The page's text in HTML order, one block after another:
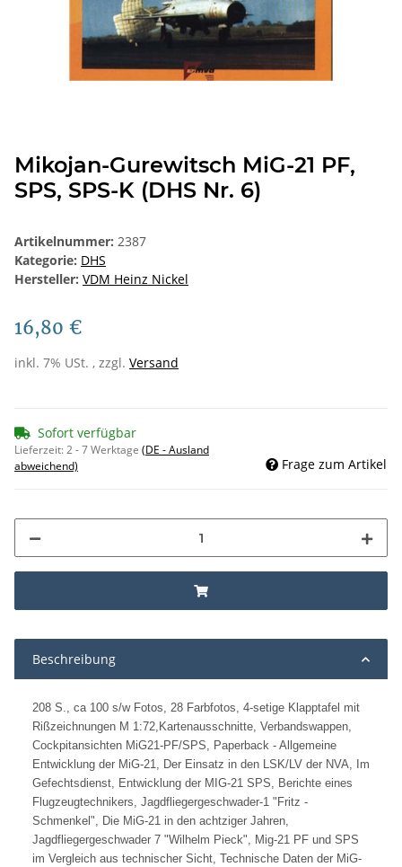
Mikojan-Gurewitsch MiG-21 PF,
SPS, SPS-K (DHS Nr. 6)
Artikelnummer: 2387
Kategorie: DHS
Hersteller: VDM Heinz Nickel
16,80 €
inkl. 7% USt. , zzgl. Versand
Sofort verfügbar
Lieferzeit:2 - 7 Werktage (DE - Ausland
abweichend)
Frage zum Artikel
Beschreibung
208 S., ca 100 s/w Fotos, 28 Farbfotos, 4-setige Klapptafel mit
Rißzeichnungen M 1:72,Kartenausschnitte, Verbandswappen,
Cockpitansichten MiG21-PF/SPS, Paperback - Allgemeine
Entwicklung der MiG-21, Der Einsatz in den LSK/LV der NVA, Im
Gefechtsdienst, Entwicklung der MIG-21 SPS, Berichte eines
Flugzeugtechnikers, Jagdfliegergeschwader-1 "Fritz -
Schmenkel", Die MiG-21 in den achtziger Jahren,
Jagdfliegergeschwader 7 "Wilhelm Pieck", Mig-21 PF und SPS
im Vergleich aus technischer Sicht, Technische Daten der MiG-